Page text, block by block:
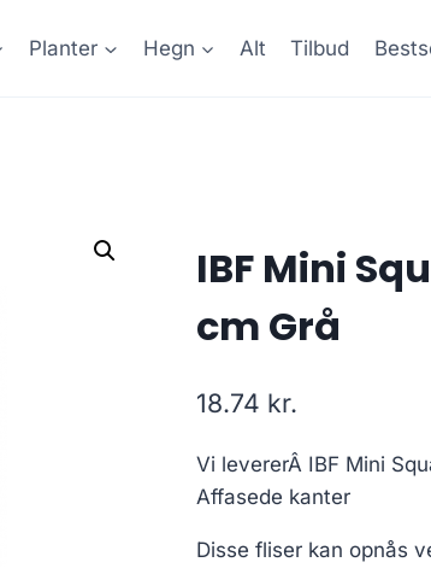
Planter Hegn Alt Tilbud
IBF Mini
cm Grå
18.74 kr.
Vi levererÂ IBF Mini
Affasede kanter
Disse fliser kan opnås